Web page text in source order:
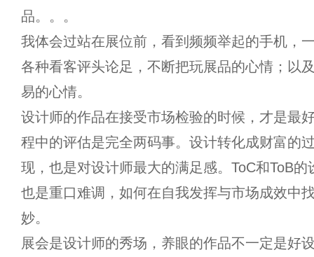
品。。。
我体会过站在展位前，看到频频举起的手机，
各种看客评头论足，不断把玩展品的心情；以
易的心情。
设计师的作品在接受市场检验的时候，才是最
程中的评估是完全两码事。设计转化成财富的
现，也是对设计师最大的满足感。ToC和ToB
也是重口难调，如何在自我发挥与市场成效中
妙。
展会是设计师的秀场，养眼的作品不一定是好